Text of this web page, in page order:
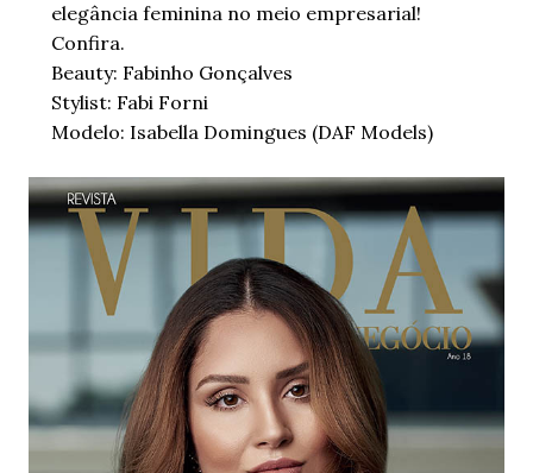
elegância feminina no meio empresarial!
Confira.
Beauty: Fabinho Gonçalves
Stylist: Fabi Forni
Modelo: Isabella Domingues (DAF Models)